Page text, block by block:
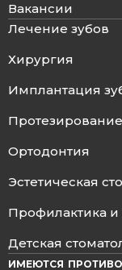
Вакансии
Лечение зубов
Хирургия
Имплантация
Ортодонтия
Эстетическая
Профилактика и
Детская
ИМЕЮТСЯ